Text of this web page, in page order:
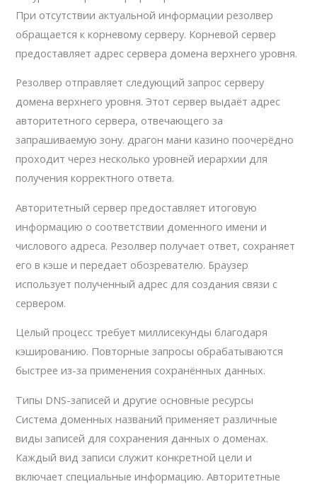
При отсутствии актуальной информации резолвер
обращается к корневому серверу. Корневой сервер
предоставляет адрес сервера домена верхнего уровня.
Резолвер отправляет следующий запрос серверу
домена верхнего уровня. Этот сервер выдаёт адрес
авторитетного сервера, отвечающего за
запрашиваемую зону. драгон мани казино поочерёдно
проходит через несколько уровней иерархии для
получения корректного ответа.
Авторитетный сервер предоставляет итоговую
информацию о соответствии доменного имени и
числового адреса. Резолвер получает ответ, сохраняет
его в кэше и передает обозревателю. Браузер
использует полученный адрес для создания связи с
сервером.
Целый процесс требует миллисекунды благодаря
кэшированию. Повторные запросы обрабатываются
быстрее из-за применения сохранённых данных.
Типы DNS-записей и другие основные ресурсы
Система доменных названий применяет различные
виды записей для сохранения данных о доменах.
Каждый вид записи служит конкретной цели и
включает специальные информацию. Авторитетные